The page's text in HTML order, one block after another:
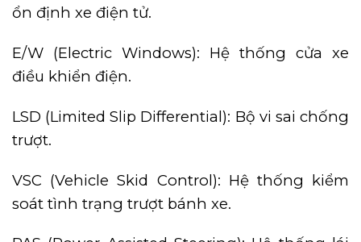
ổn định xe điện tử.
E/W (Electric Windows): Hệ thống cửa xe
điều khiển điện.
LSD (Limited Slip Differential): Bộ vi sai chống
trượt.
VSC (Vehicle Skid Control): Hệ thống kiểm
soát tình trạng trượt bánh xe.